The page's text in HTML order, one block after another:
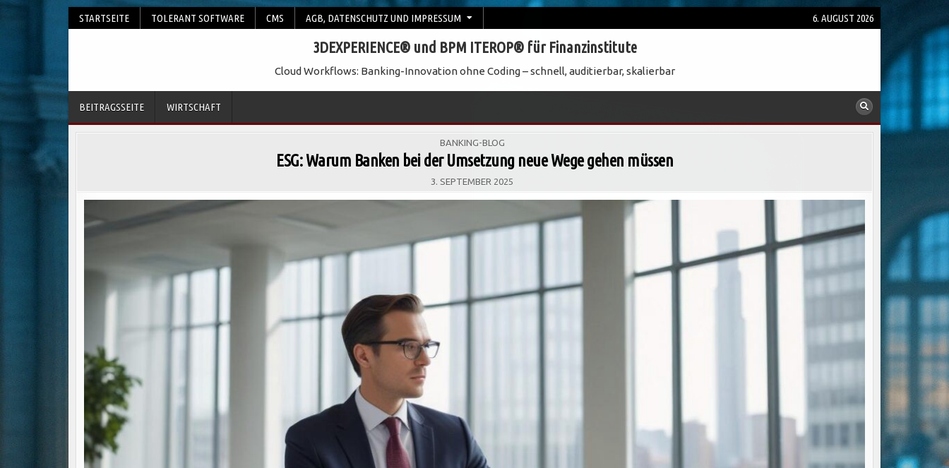
STARTSEITE TOLERANT SOFTWARE CMS AGB, DATENSCHUTZ UND IMPRESSUM 6. AUGUST 2026
3DEXPERIENCE® und BPM ITEROP® für Finanzinstitute
Cloud Workflows: Banking-Innovation ohne Coding – schnell, auditierbar, skalierbar
BEITRAGSSEITE WIRTSCHAFT
POSTED
BANKING-BLOG
ESG: Warum Banken bei der Umsetzung neue Wege gehen müssen
3. SEPTEMBER 2025